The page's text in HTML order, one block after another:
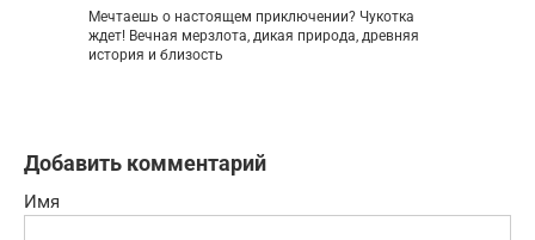
Мечтаешь о настоящем приключении? Чукотка
ждет! Вечная мерзлота, дикая природа, древняя
история и близость
Добавить комментарий
Имя